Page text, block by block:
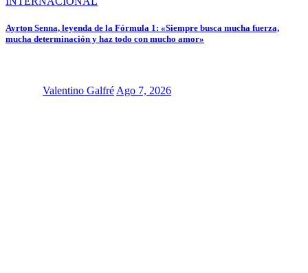
Ayrton Senna, leyenda de la Fórmula 1: «Siempre busca mucha fuerza,
mucha determinación y haz todo con mucho amor»
Valentino Galfré Ago 7, 2026